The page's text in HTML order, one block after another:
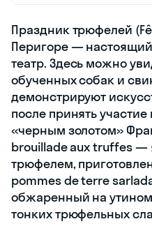
Праздник трюфелей
Перигоре —
театр. Здесь можно
обученных собак и
демонстрируют
после принять
«черным золотом»
brouillade aux truffes —
трюфелем,
pommes de terre
обжаренный на
тонких трюфельных